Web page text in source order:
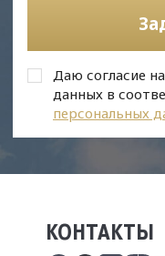
Даю согласие
данных в
персональных
КОНТАКТЫ